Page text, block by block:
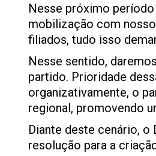
Nesse próximo
mobilização com
filiados, tudo isso
Nesse sentido,
partido. Prioridade
organizativamente, o
regional, promovendo
Diante deste cenário, o
resolução para a